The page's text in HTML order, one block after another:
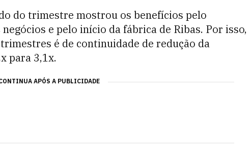
do trimestre mostrou os benefícios pelo
e pelo início da fábrica de Ribas. Por isso,
é de continuidade de redução da
para 3,1x.
APÓS A PUBLICIDADE